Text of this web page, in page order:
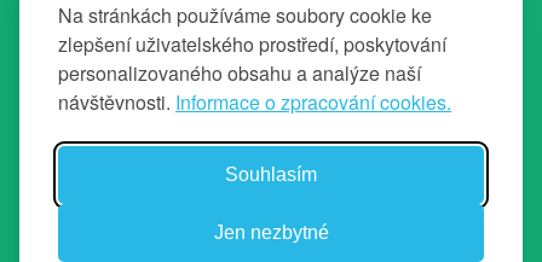
Na stránkách používáme soubory cookie ke
zlepšení uživatelského prostředí, poskytování
personalizovaného obsahu a analýze naší
návštěvnosti. Informace o zpracování cookies.
Souhlasím
Jen nezbytné
NAVIGACE
O projektu
Chci top makléře
Průvodce prodejem